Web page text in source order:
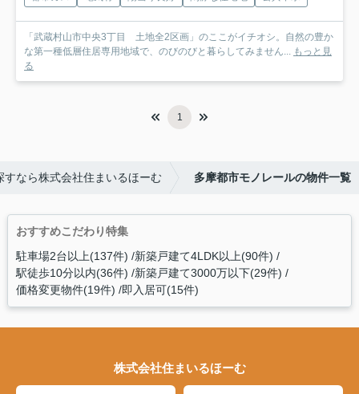
「武蔵村山市中央3丁目 土地全2区画」のここがイチオシ。自然の豊か
な第一種低層住居専用地域で、のびのびと暮らしてみません... もっと見
る
1
すなら株式会社住まいるほーむ 多摩都市モノレールの物件一覧
おすすめこだわり特集
駐車場2台以上(137件) 新築戸建て4LDK以上(90件)
駅徒歩10分以内(36件) 新築戸建て3000万以下(29件)
価格変更物件(19件) 即入居可(15件)
株式会社住まいるほーむ